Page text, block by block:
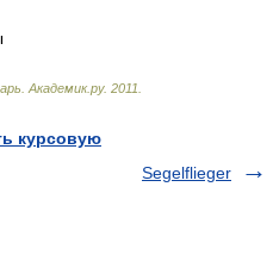
Академик.ру. 2011
курсовую
Segelflieger